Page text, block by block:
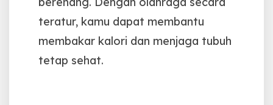
teratur, kamu dapat membantu
membakar kalori dan menjaga tubuh
tetap sehat.